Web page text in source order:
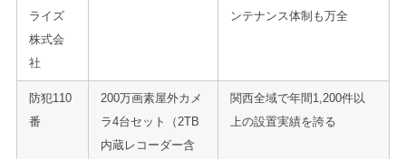
ライズ
株式会
社
ンテナンス体制も万全
防犯110
番
200万画素屋外カメ
ラ4台セット（2TB
内蔵レコーダー含
関西全域で年間1,200件以
上の設置実績を誇る